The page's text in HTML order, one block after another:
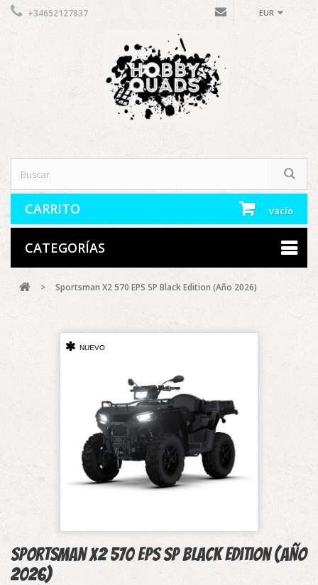
EUR
+34652127837
CARRITO vacío
CATEGORÍAS
> Sportsman X2 570 EPS SP Black Edition (Año 2026)
NUEVO
Sportsman X2 570 EPS SP Black Edition (Año
2026)